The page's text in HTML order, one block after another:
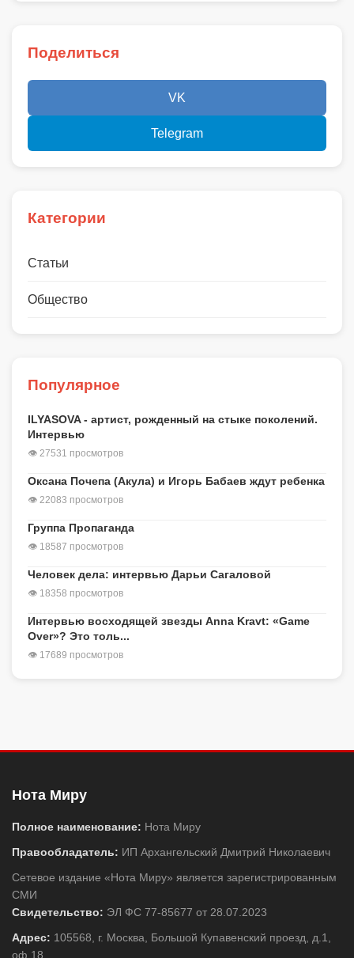
Поделиться
VK
Telegram
Категории
Статьи
Общество
Популярное
ILYASOVA - артист, рожденный на стыке поколений.
Интервью
👁 27531 просмотров
Оксана Почепа (Акула) и Игорь Бабаев ждут ребенка
👁 22083 просмотров
Группа Пропаганда
👁 18587 просмотров
Человек дела: интервью Дарьи Сагаловой
👁 18358 просмотров
Интервью восходящей звезды Anna Kravt: «Game
Over»? Это толь...
👁 17689 просмотров
Нота Миру
Полное наименование: Нота Миру
Правообладатель: ИП Архангельский Дмитрий Николаевич
Сетевое издание «Нота Миру» является зарегистрированным
СМИ
Свидетельство: ЭЛ ФС 77-85677 от 28.07.2023
Адрес: 105568, г. Москва, Большой Купавенский проезд, д.1,
оф.18